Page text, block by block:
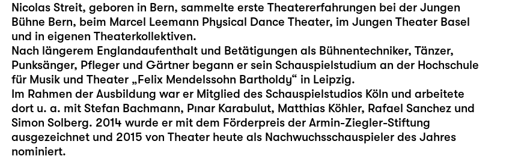
Nicolas Streit, geboren in Bern, sammelte erste Theatererfahrungen bei der Jungen
Bühne Bern, beim Marcel Leemann Physical Dance Theater, im Jungen Theater Basel
und in eigenen Theaterkollektiven.
Nach längerem Englandaufenthalt und Betätigungen als Bühnentechniker, Tänzer,
Punksänger, Pfleger und Gärtner begann er sein Schauspielstudium an der Hochschule
für Musik und Theater „Felix Mendelssohn Bartholdy“ in Leipzig.
Im Rahmen der Ausbildung war er Mitglied des Schauspielstudios Köln und arbeitete
dort u. a. mit Stefan Bachmann, Pınar Karabulut, Matthias Köhler, Rafael Sanchez und
Simon Solberg. 2014 wurde er mit dem Förderpreis der Armin-Ziegler-Stiftung
ausgezeichnet und 2015 von Theater heute als Nachwuchsschauspieler des Jahres
nominiert.